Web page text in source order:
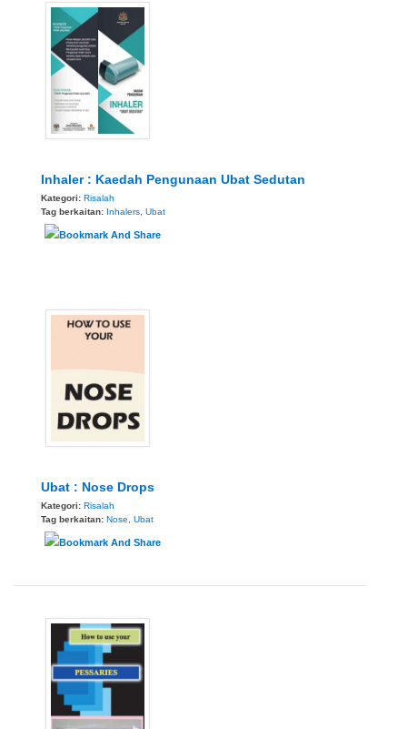
Inhaler : Kaedah Pengunaan Ubat Sedutan
Kategori: Risalah
Tag berkaitan: Inhalers Ubat
Ubat : Nose Drops
Kategori: Risalah
Tag berkaitan: Nose Ubat